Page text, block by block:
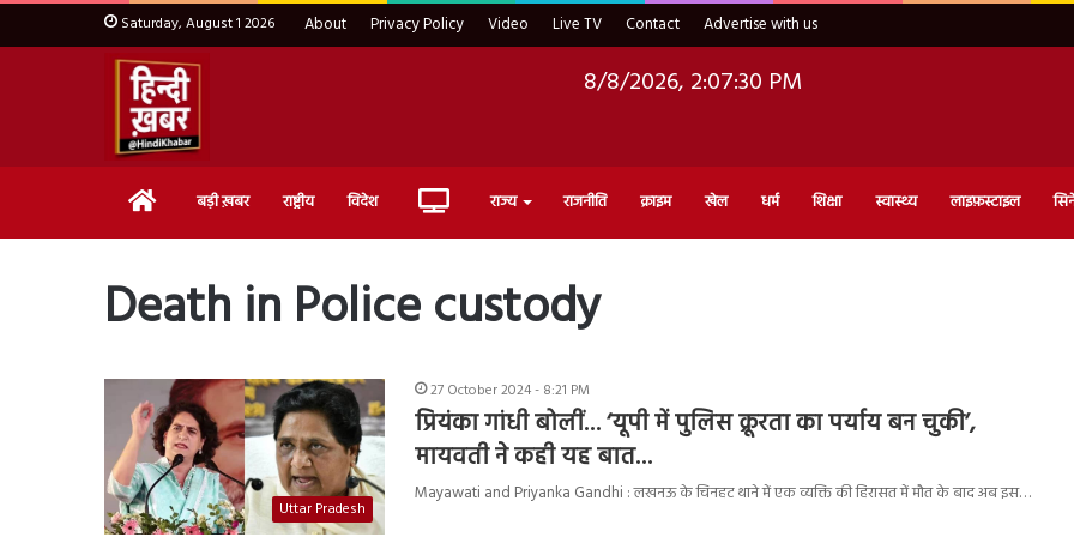
Saturday, August 1 2026 About Privacy Policy Video Live TV Contact Advertise with us
8/8/2026, 2:07:30 PM
Home बड़ी ख़बर राष्ट्रीय विदेश Live राज्य राजनीति क्राइम खेल धर्म शिक्षा स्वास्थ्य लाइफ़स्टाइल
Death in Police custody
Uttar Pradesh
27 October 2024 - 8:21 PM
प्रियंका गांधी बोलीं… ‘यूपी में पुलिस क्रूरता का पर्याय बन चुकी’,
मायवती ने कही यह बात…
Mayawati and Priyanka Gandhi : लखनऊ के चिनहट थाने में एक व्यक्ति की हिरासत में मौत के बाद अब इस…